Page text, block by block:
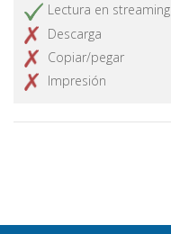
Lectura en streaming
Descarga
Copiar/pegar
Impresión